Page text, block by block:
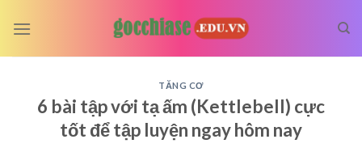
TĂNG CƠ
6 bài tập với tạ ấm (Kettlebell) cực
tốt để tập luyện ngay hôm nay